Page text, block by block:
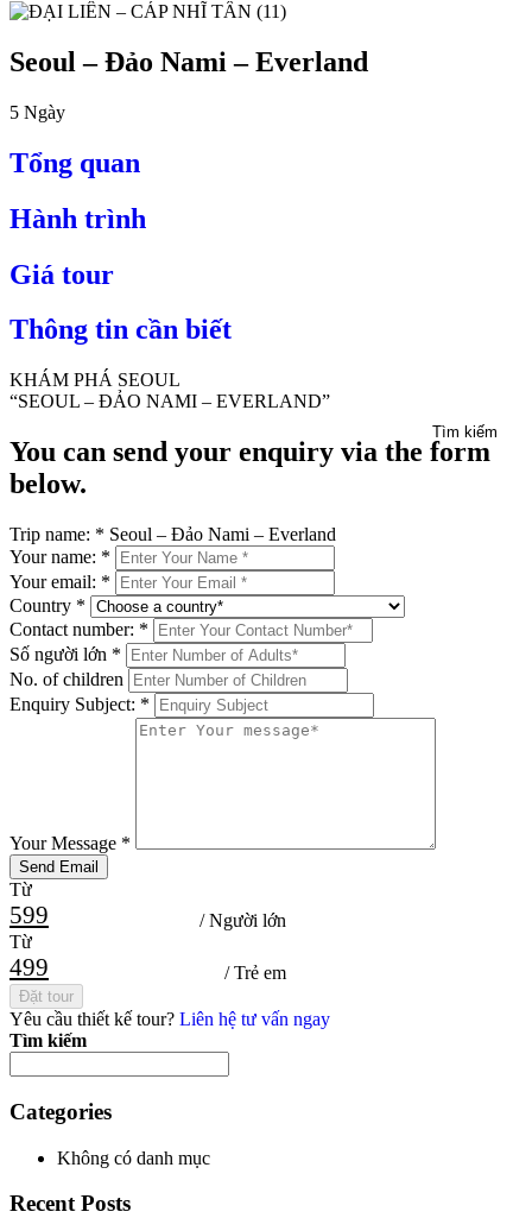
Seoul – Đảo Nami – Everland
5 Ngày
Tổng quan
Hành trình
Giá tour
Thông tin cần biết
KHÁM PHÁ SEOUL
“SEOUL – ĐẢO NAMI – EVERLAND”
You can send your enquiry via the form
below.
Trip name: * Seoul – Đảo Nami – Everland
Your name: *
Your email: *
Country *
Contact number: *
Số người lớn *
No. of children
Enquiry Subject: *
Your Message *
Từ
599
/ Người lớn
Từ
499 / Trẻ em
Đặt tour
Yêu cầu thiết kế tour? Liên hệ tư vấn ngay
Tìm kiếm
Tìm kiếm
Categories
Không có danh mục
Recent Posts